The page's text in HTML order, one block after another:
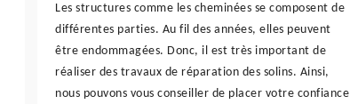
Les structures comme les cheminées se composent de
différentes parties. Au fil des années, elles peuvent
être endommagées. Donc, il est très important de
réaliser des travaux de réparation des solins. Ainsi,
nous pouvons vous conseiller de placer votre confiance